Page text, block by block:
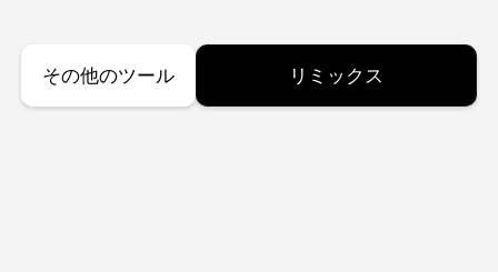
その他のツール リミックス